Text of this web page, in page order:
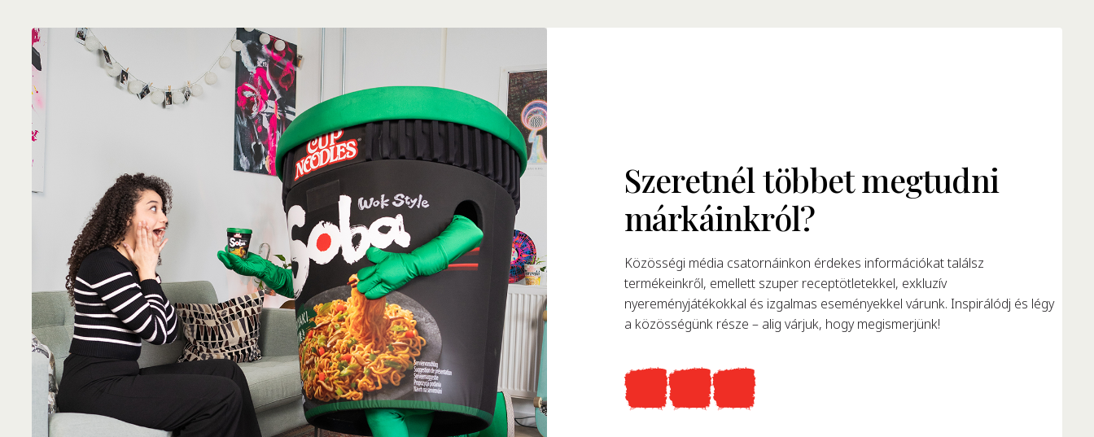
Szeretnél többet megtudni
márkáinkról?
Közösségi média csatornáinkon érdekes információkat találsz
termékeinkről, emellett szuper receptötletekkel, exkluzív
nyereményjátékokkal és izgalmas eseményekkel várunk. Inspirálódj és légy
a közösségünk része – alig várjuk, hogy megismerjünk!